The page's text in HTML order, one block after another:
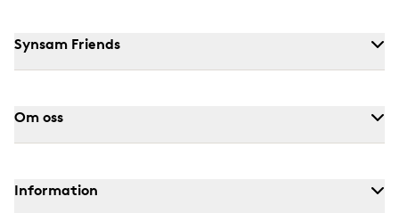
Synsam Friends
Om oss
Information